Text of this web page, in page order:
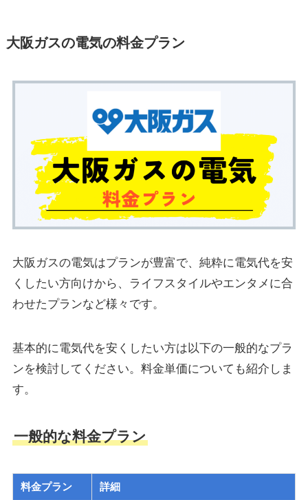
大阪ガスの電気の料金プラン
大阪ガスの電気はプランが豊富で、純粋に電気代を安
くしたい方向けから、ライフスタイルやエンタメに合
わせたプランなど様々です。
基本的に電気代を安くしたい方は以下の一般的なプラ
ンを検討してください。料金単価についても紹介しま
す。
一般的な料金プラン
料金プラン 詳細